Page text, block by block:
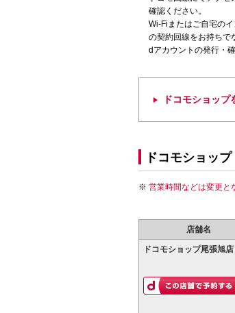
確認ください。
Wi-Fiまたはご自宅の
の契約回線をお持ちで
dアカウントの発行・
ドコモショップ
ドコモショップ
営業時間などは変更と
店舗名
ドコモショップ尾張旭店